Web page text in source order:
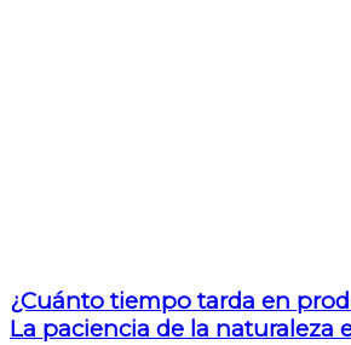
¿Cuánto tiempo tarda en
La paciencia de la naturaleza